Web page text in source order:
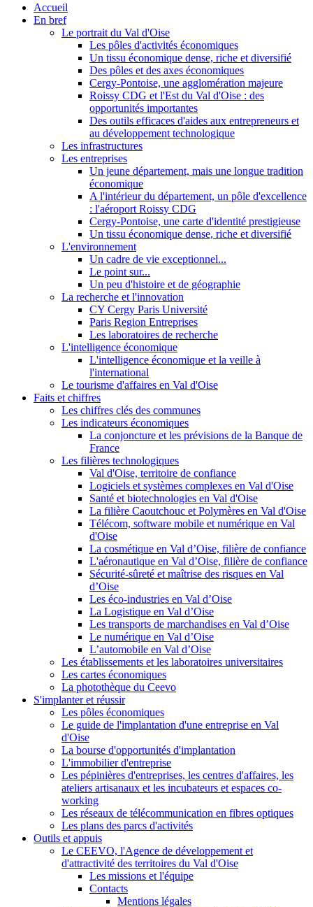
Accueil
En bref
Le portrait du Val d'Oise
Les pôles d'activités économiques
Un tissu économique dense, riche et diversifié
Des pôles et des axes économiques
Cergy-Pontoise, une agglomération majeure
Roissy CDG et l'Est du Val d'Oise : des
opportunités importantes
Des outils efficaces d'aides aux entrepreneurs et
au développement technologique
Les infrastructures
Les entreprises
Un jeune département, mais une longue tradition
économique
A l'intérieur du département, un pôle d'excellence
: l'aéroport Roissy CDG
Cergy-Pontoise, une carte d'identité prestigieuse
Un tissu économique dense, riche et diversifié
L'environnement
Un cadre de vie exceptionnel...
Le point sur...
Un peu d'histoire et de géographie
La recherche et l'innovation
CY Cergy Paris Université
Paris Region Entreprises
Les laboratoires de recherche
L'intelligence économique
L'intelligence économique et la veille à
l'international
Le tourisme d'affaires en Val d'Oise
Faits et chiffres
Les chiffres clés des communes
Les indicateurs économiques
La conjoncture et les prévisions de la Banque de
France
Les filières technologiques
Val d'Oise, territoire de confiance
Logiciels et systèmes complexes en Val d'Oise
Santé et biotechnologies en Val d'Oise
La filière Caoutchouc et Polymères en Val d'Oise
Télécom, software mobile et numérique en Val
d'Oise
La cosmétique en Val d’Oise, filière de confiance
L'aéronautique en Val d’Oise, filière de confiance
Sécurité-sûreté et maîtrise des risques en Val
d’Oise
Les éco-industries en Val d’Oise
La Logistique en Val d’Oise
Les transports de marchandises en Val d’Oise
Le numérique en Val d’Oise
L’automobile en Val d’Oise
Les établissements et les laboratoires universitaires
Les cartes économiques
La photothèque du Ceevo
S'implanter et réussir
Les pôles économiques
Le guide de l'implantation d'une entreprise en Val
d'Oise
La bourse d'opportunités d'implantation
L'immobilier d'entreprise
Les pépinières d'entreprises, les centres d'affaires, les
ateliers artisanaux et les incubateurs et espaces co-
working
Les réseaux de télécommunication en fibres optiques
Les plans des parcs d'activités
Outils et appuis
Le CEEVO, l'Agence de développement et
d'attractivité des territoires du Val d'Oise
Les missions et l'équipe
Contacts
Mentions légales